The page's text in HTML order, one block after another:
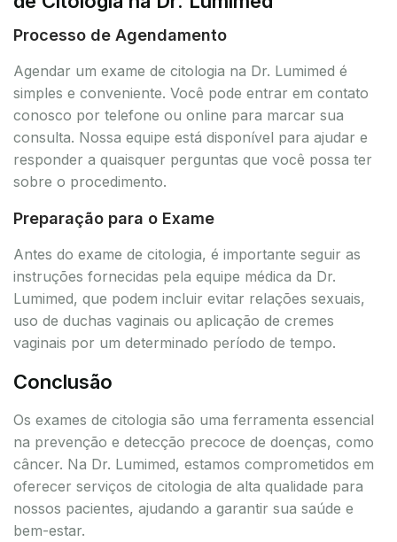
Processo de Agendamento
Agendar um exame de citologia na Dr. Lumimed é
simples e conveniente. Você pode entrar em contato
conosco por telefone ou online para marcar sua
consulta. Nossa equipe está disponível para ajudar e
responder a quaisquer perguntas que você possa ter
sobre o procedimento.
Preparação para o Exame
Antes do exame de citologia, é importante seguir as
instruções fornecidas pela equipe médica da Dr.
Lumimed, que podem incluir evitar relações sexuais,
uso de duchas vaginais ou aplicação de cremes
vaginais por um determinado período de tempo.
Conclusão
Os exames de citologia são uma ferramenta essencial
na prevenção e detecção precoce de doenças, como
câncer. Na Dr. Lumimed, estamos comprometidos em
oferecer serviços de citologia de alta qualidade para
nossos pacientes, ajudando a garantir sua saúde e
bem-estar.